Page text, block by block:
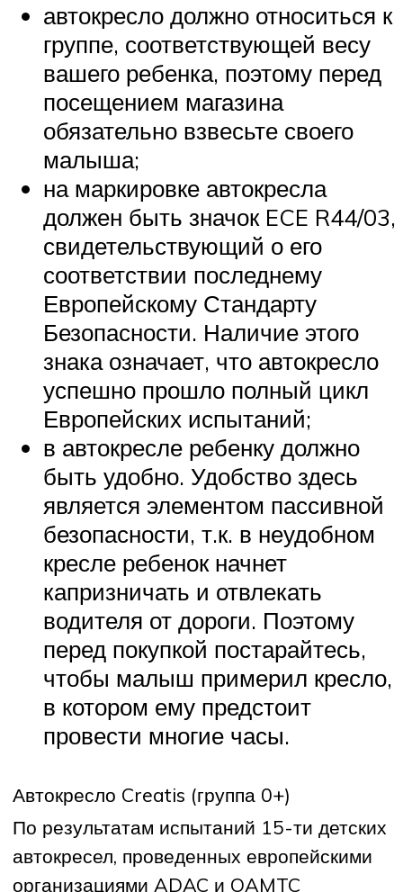
автокресло должно относиться к
группе, соответствующей весу
вашего ребенка, поэтому перед
посещением магазина
обязательно взвесьте своего
малыша;
на маркировке автокресла
должен быть значок ECE R44/03,
свидетельствующий о его
соответствии последнему
Европейскому Стандарту
Безопасности. Наличие этого
знака означает, что автокресло
успешно прошло полный цикл
Европейских испытаний;
в автокресле ребенку должно
быть удобно. Удобство здесь
является элементом пассивной
безопасности, т.к. в неудобном
кресле ребенок начнет
капризничать и отвлекать
водителя от дороги. Поэтому
перед покупкой постарайтесь,
чтобы малыш примерил кресло,
в котором ему предстоит
провести многие часы.
Автокресло Creatis (группа 0+)
По результатам испытаний 15-ти детских
автокресел, проведенных европейскими
организациями ADAC и OAMTC